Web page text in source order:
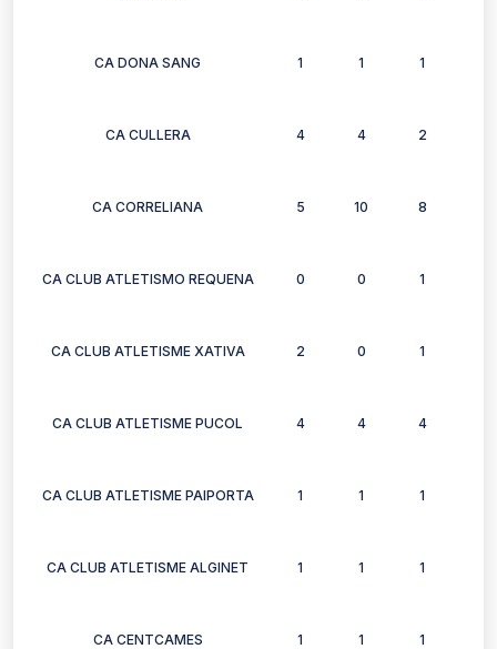
CA DONA SANG 1 1 1
CA CULLERA 4 4 2
CA CORRELIANA 5 10 8
CA CLUB ATLETISMO REQUENA 0 0 1
CA CLUB ATLETISME XATIVA 2 0 1
CA CLUB ATLETISME PUCOL 4 4 4
CA CLUB ATLETISME PAIPORTA 1 1 1
CA CLUB ATLETISME ALGINET 1 1 1
CA CENTCAMES 1 1 1